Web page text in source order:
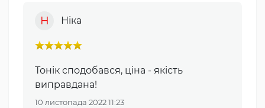
Н Ніка
Тонік сподобався, ціна - якість
виправдана!
10 листопада 2022 11:23